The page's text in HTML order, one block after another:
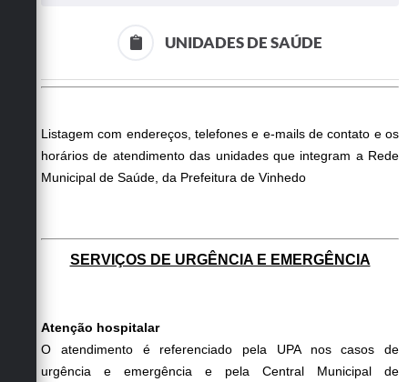
Tributos Online
Itinerários)
Defesa Civil
Poupatempo
UNIDADES DE SAÚDE
Listagem com endereços, telefones e e-mails de contato e os
horários de atendimento das unidades que integram a Rede
Municipal de Saúde, da Prefeitura de Vinhedo
SERVIÇOS DE URGÊNCIA E EMERGÊNCIA
Atenção hospitalar
O atendimento é referenciado pela UPA nos casos de
urgência e emergência e pela Central Municipal de